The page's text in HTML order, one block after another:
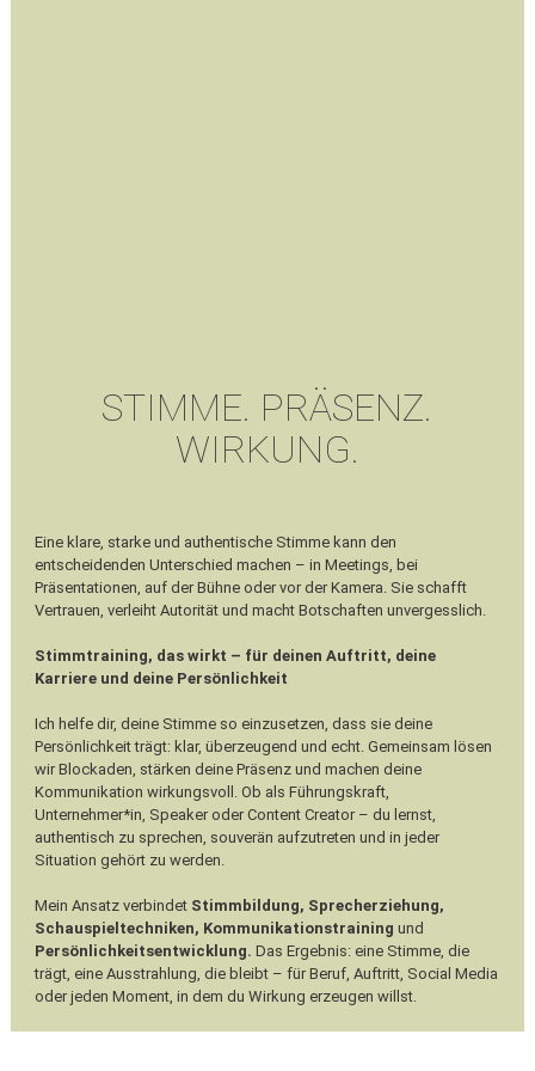
STIMME. PRÄSENZ.
WIRKUNG.
Eine klare, starke und authentische Stimme kann den
entscheidenden Unterschied machen – in Meetings, bei
Präsentationen, auf der Bühne oder vor der Kamera. Sie schafft
Vertrauen, verleiht Autorität und macht Botschaften unvergesslich.
Stimmtraining, das wirkt – für deinen Auftritt, deine
Karriere und deine Persönlichkeit
Ich helfe dir, deine Stimme so einzusetzen, dass sie deine
Persönlichkeit trägt: klar, überzeugend und echt. Gemeinsam lösen
wir Blockaden, stärken deine Präsenz und machen deine
Kommunikation wirkungsvoll. Ob als Führungskraft,
Unternehmer*in, Speaker oder Content Creator – du lernst,
authentisch zu sprechen, souverän aufzutreten und in jeder
Situation gehört zu werden.
Mein Ansatz verbindet Stimmbildung, Sprecherziehung,
Schauspieltechniken, Kommunikationstraining und
Persönlichkeitsentwicklung. Das Ergebnis: eine Stimme, die
trägt, eine Ausstrahlung, die bleibt – für Beruf, Auftritt, Social Media
oder jeden Moment, in dem du Wirkung erzeugen willst.